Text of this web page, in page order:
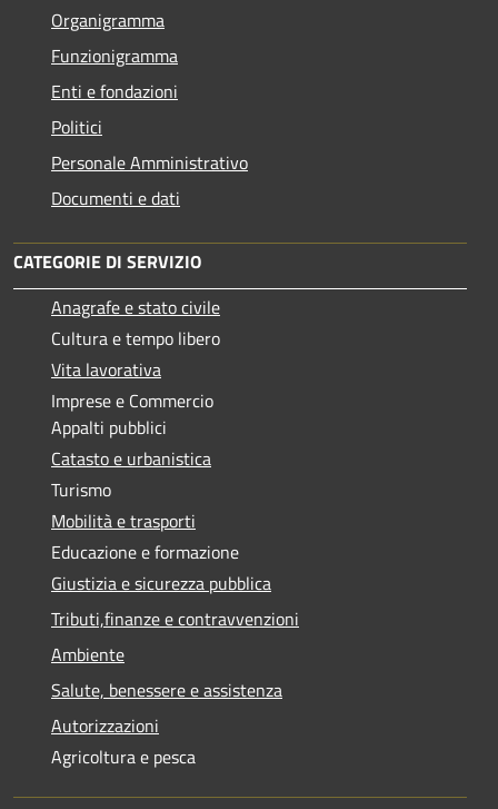
Organigramma
Funzionigramma
Enti e fondazioni
Politici
Personale Amministrativo
Documenti e dati
CATEGORIE DI SERVIZIO
Anagrafe e stato civile
Cultura e tempo libero
Vita lavorativa
Imprese e Commercio
Appalti pubblici
Catasto e urbanistica
Turismo
Mobilità e trasporti
Educazione e formazione
Giustizia e sicurezza pubblica
Tributi,finanze e contravvenzioni
Ambiente
Salute, benessere e assistenza
Autorizzazioni
Agricoltura e pesca